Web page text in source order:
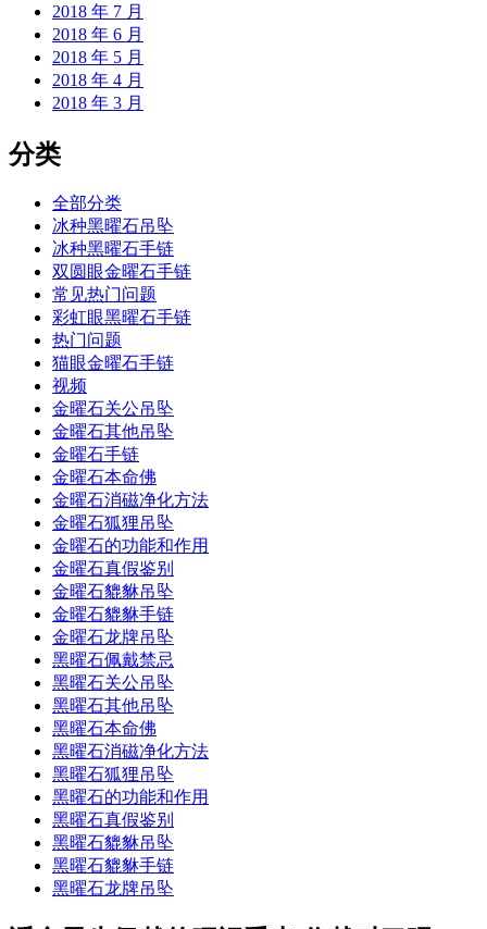
2018 年 7 月
2018 年 6 月
2018 年 5 月
2018 年 4 月
2018 年 3 月
分类
全部分类
冰种黑曜石吊坠
冰种黑曜石手链
双圆眼金曜石手链
常见热门问题
彩虹眼黑曜石手链
热门问题
猫眼金曜石手链
视频
金曜石关公吊坠
金曜石其他吊坠
金曜石手链
金曜石本命佛
金曜石消磁净化方法
金曜石狐狸吊坠
金曜石的功能和作用
金曜石真假鉴别
金曜石貔貅吊坠
金曜石貔貅手链
金曜石龙牌吊坠
黑曜石佩戴禁忌
黑曜石关公吊坠
黑曜石其他吊坠
黑曜石本命佛
黑曜石消磁净化方法
黑曜石狐狸吊坠
黑曜石的功能和作用
黑曜石真假鉴别
黑曜石貔貅吊坠
黑曜石貔貅手链
黑曜石龙牌吊坠